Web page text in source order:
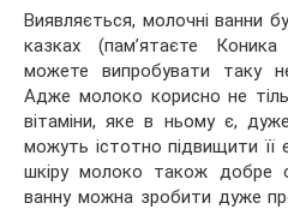
Виявляється, молочні ванни
казках (пам’ятаєте
можете випробувати таку
Адже молоко корисно не
вітаміни, яке в ньому є,
можуть істотно підвищити її
шкіру молоко також добре
ванну можна зробити дуже